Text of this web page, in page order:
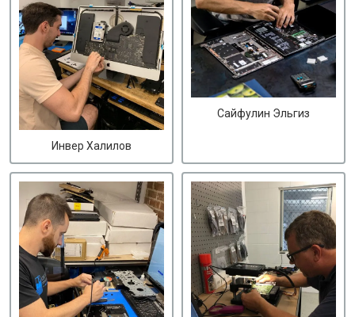
Инвер Халилов
Сайфулин Эльгиз